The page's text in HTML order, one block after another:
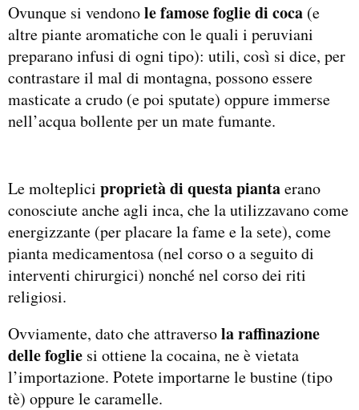
Ovunque si vendonole famose foglie di coca (e
altre piante aromatiche con le quali i peruviani
preparano infusi di ogni tipo): utili, così si dice, per
contrastare il mal di montagna, possono essere
masticate a crudo (e poi sputate) oppure immerse
nell’acqua bollente per un mate fumante.
Le molteplici proprietà di questa piantaerano
conosciute anche agli inca, che la utilizzavano come
energizzante (per placare la fame e la sete), come
pianta medicamentosa (nel corso o a seguito di
interventi chirurgici) nonché nel corso dei riti
religiosi.
Ovviamente, dato che attraversola raffinazione
delle foglie si ottiene la cocaina, ne è vietata
l’importazione. Potete importarne le bustine (tipo
tè) oppure le caramelle.